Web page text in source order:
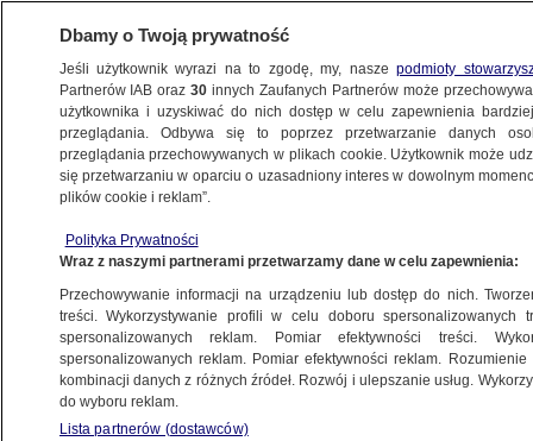
BIZNES
Z KRAJU
27.01.2011, 16:25Aktualizacja:27.01.2011, 14:19
Udostępnij
Dbamy o Twoją prywatność
Jeśli użytkownik wyrazi na to zgodę, my, naszepodmioty
Partnerów IAB oraz30 innych Zaufanych Partnerów może
użytkownika i uzyskiwać do nich dostęp w celu zapewnienia
przeglądania. Odbywa się to poprzez przetwarzanie danych
przeglądania przechowywanych w plikach cookie. Użytkownik może
się przetwarzaniu w oparciu o uzasadniony interes w dowolnym
plików cookie i reklam”.
Polityka Prywatności
Wraz z naszymi partnerami przetwarzamy dane w celu zapewnienia:
Przechowywanie informacji na urządzeniu lub dostęp do nich.
treści. Wykorzystywanie profili w celu doboru spersonalizowanych
spersonalizowanych reklam. Pomiar efektywności treści.
spersonalizowanych reklam. Pomiar efektywności reklam.
kombinacji danych z różnych źródeł. Rozwój i ulepszanie usług.
do wyboru reklam.
Lista partnerów (dostawców)